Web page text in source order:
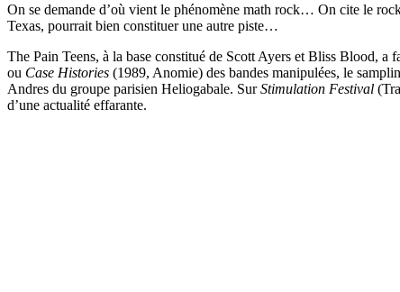
On se demande d’où vient le phénomène math rock… On cite le
Texas, pourrait bien constituer une autre piste…
The Pain Teens, à la base constitué de Scott Ayers et Bliss Blood,
ou Case Histories (1989, Anomie) des bandes manipulées, le
Andres du groupe parisien Heliogabale. SurStimulation Festival
d’une actualité effarante.